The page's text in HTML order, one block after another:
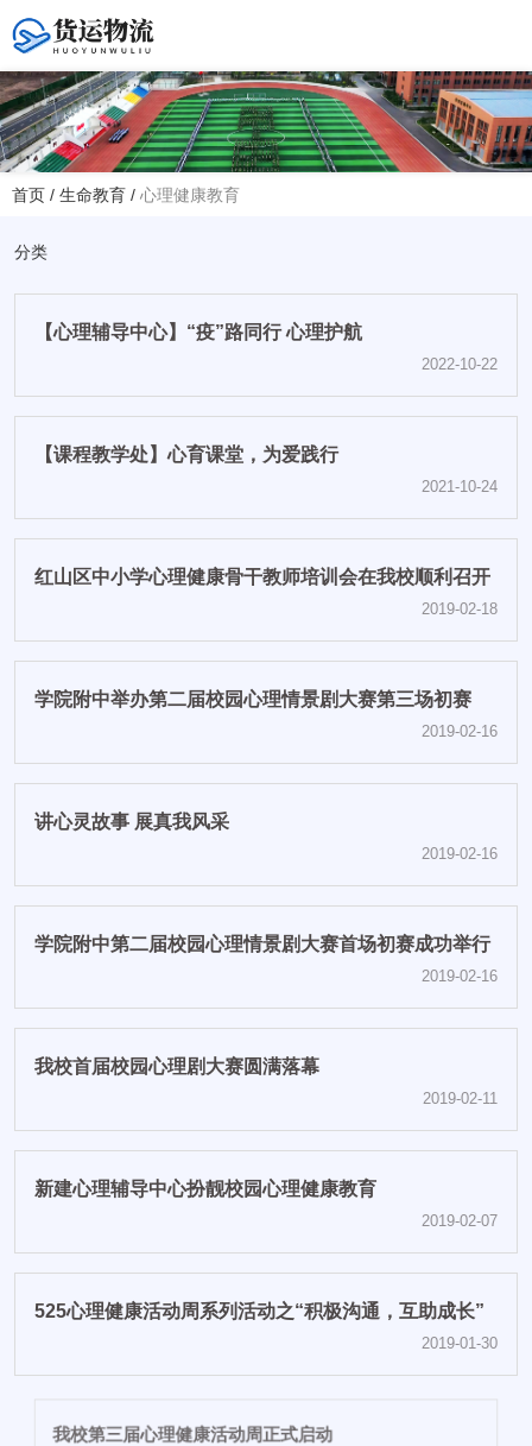
您好！欢迎访问赤峰大学附属中学官方网站！
学校地址
首页 / 生命教育 / 心理健康教育
分类
【心理辅导中心】“疫”路同行 心理护航
2022-10-22
【课程教学处】心育课堂，为爱践行
2021-10-24
红山区中小学心理健康骨干教师培训会在我校顺利召开
2019-02-18
学院附中举办第二届校园心理情景剧大赛第三场初赛
2019-02-16
讲心灵故事 展真我风采
2019-02-16
学院附中第二届校园心理情景剧大赛首场初赛成功举行
2019-02-16
我校首届校园心理剧大赛圆满落幕
2019-02-11
新建心理辅导中心扮靓校园心理健康教育
2019-02-07
525心理健康活动周系列活动之“积极沟通，互助成长”
2019-01-30
我校第三届心理健康活动周正式启动